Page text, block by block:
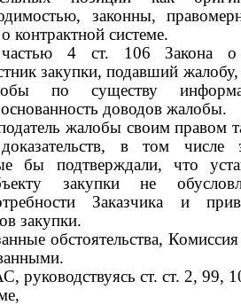
законны,
контрактной системе.
4 ст. 106 Закона о
закупки, подавший жалобу,
по существу
доводов жалобы.
жалобы своим правом
в том числе
бы подтверждали, что
закупки не
Заказчика и
закупки.
обстоятельства,
руководствуясь ст. ст. 2, 99,